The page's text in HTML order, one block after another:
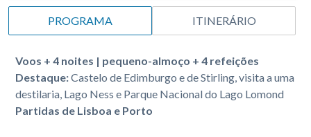
PROGRAMA ITINERÁRIO
Voos + 4 noites | pequeno-almoço + 4 refeições
Destaque:Castelo de Edimburgo e de Stirling, visita a uma
destilaria, Lago Ness e Parque Nacional do Lago Lomond
Partidas de Lisboa e Porto